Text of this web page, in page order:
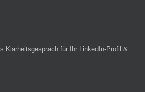
Klarheitsgespräch für Ihr LinkedIn-Profil &